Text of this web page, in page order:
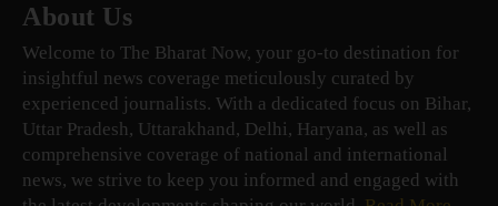
About Us
Welcome to The Bharat Now, your go-to destination for
insightful news coverage meticulously curated by
experienced journalists. With a dedicated focus on Bihar,
Uttar Pradesh, Uttarakhand, Delhi, Haryana, as well as
comprehensive coverage of national and international
news, we strive to keep you informed and engaged with